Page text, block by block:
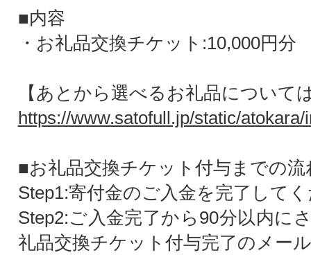
■内容
・お礼品交換チケット:10,000円分
【あとから選べるお礼品について
https://www.satofull.jp/static/
■お礼品交換チケット付与までの流
Step1:寄付金のご入金を完了して
Step2:ご入金完了から90分以内に
礼品交換チケット付与完了のメー